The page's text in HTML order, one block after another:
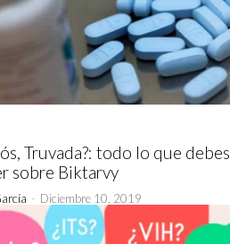
Truvada?: todo lo que debes
sobre Biktarvy
- Diciembre 10, 2019